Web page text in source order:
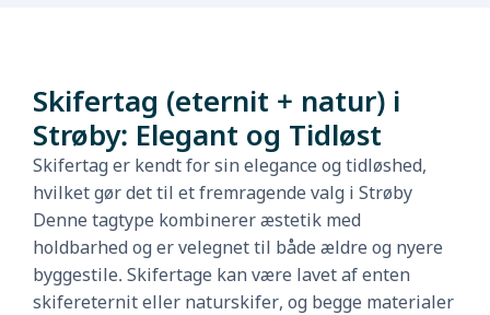
Skifertag (eternit + natur) i
Strøby: Elegant og Tidløst
Skifertag er kendt for sin elegance og tidløshed,
hvilket gør det til et fremragende valg i Strøby
Denne tagtype kombinerer æstetik med
holdbarhed og er velegnet til både ældre og nyere
byggestile. Skifertage kan være lavet af enten
skifereternit eller naturskifer, og begge materialer